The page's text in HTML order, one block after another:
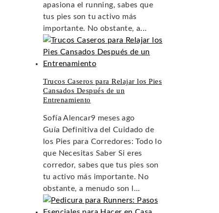
apasiona el running, sabes que
tus pies son tu activo más
importante. No obstante, a...
Trucos Caseros para Relajar los Pies
Cansados Después de un
Entrenamiento
Sofía Alencar9 meses ago
Guía Definitiva del Cuidado de
los Pies para Corredores: Todo lo
que Necesitas Saber Si eres
corredor, sabes que tus pies son
tu activo más importante. No
obstante, a menudo son l...